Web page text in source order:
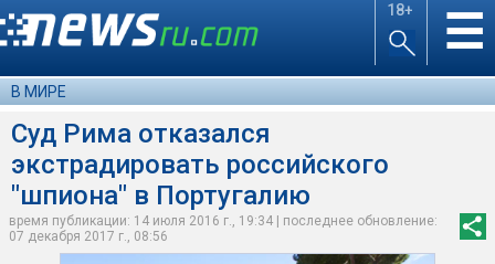
18+ ☰
В МИРЕ
Суд Рима отказался
экстрадировать российского
"шпиона" в Португалию
время публикации: 14 июля 2016 г., 19:34 | последнее обновление:
07 декабря 2017 г., 08:56